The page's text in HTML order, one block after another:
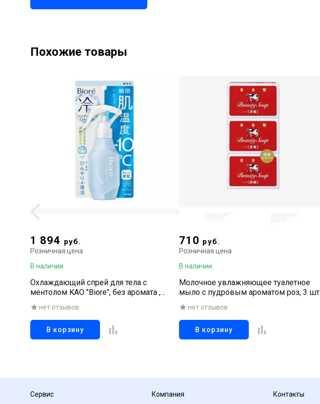
Похожие товары
1 894 руб.
Розничная цена
В наличии
Охлаждающий спрей для тела с
ментолом KAO "Biore", без аромата ,
спрей 120 мл
нет отзывов
В корзину
710 руб.
Розничная цена
В наличии
Молочное увлажняющее туалетное
мыло с пудровым ароматом роз, 3 шт
нет отзывов
В корзину
Сервис Компания Контакты